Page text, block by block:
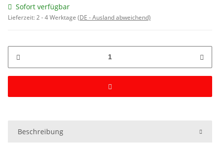
Sofort verfügbar
Lieferzeit:2 - 4 Werktage (DE - Ausland abweichend)
Beschreibung